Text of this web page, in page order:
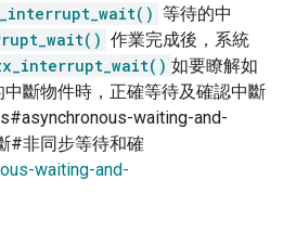
等待的中
作業完成後，系統
如要瞭解如
斷物件時，正確等待及確認中斷
waiting-and-
#非同步等待和確
waiting-and-